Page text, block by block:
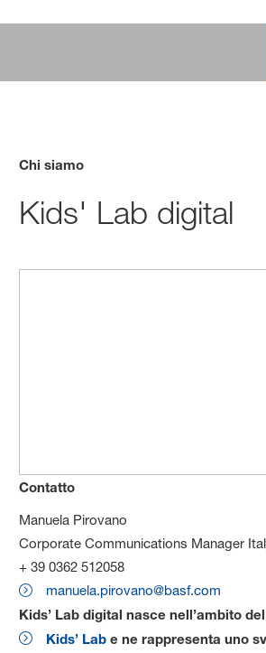
Chi siamo
Kids' Lab digital
Contatto
Manuela Pirovano
Corporate Communications Manager
+ 39 0362 512058
manuela.pirovano@basf.com
Kids’ Lab digital nasce nell’ambito
Kids’ Lab e ne rappresenta uno